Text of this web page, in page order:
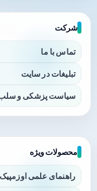
شرکت
تماس با ما
تبلیغات در سایت
سیاست پزشکی و
محصولات ویژه
راهنمای علمی اوزمپیک